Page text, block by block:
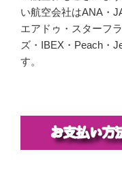
い航空会社はANA・
エアドゥ・スターフ
ズ・IBEX・Peach・
す。